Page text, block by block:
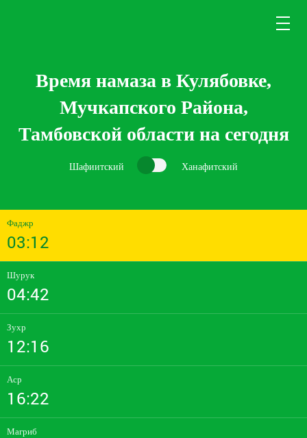
Время намаза в Кулябовке,
Мучкапского Района,
Тамбовской области на сегодня
Шафиитский Ханафитский
Фаджр
03:12
Шурук
04:42
Зухр
12:16
Аср
16:22
Магриб